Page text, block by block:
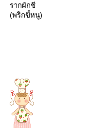
รากผักชี
(พริกขี้หนู)